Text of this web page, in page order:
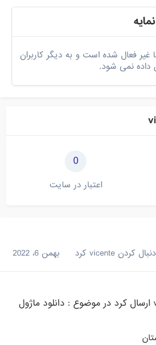
غیر فعال شده است و به دیگر کاربران
داده نمی شود.
0
اعتبار در سایت
کردن vicente کرد بهمن 6، 2022
ارسال کرد در موضوع : دانلود ماژول